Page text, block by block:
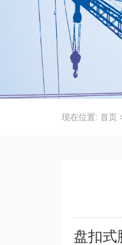
现在位置: 首页
盘扣式